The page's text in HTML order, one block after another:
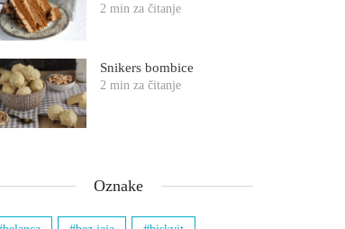
2 min za čitanje
Snikers bombice
2 min za čitanje
Oznake